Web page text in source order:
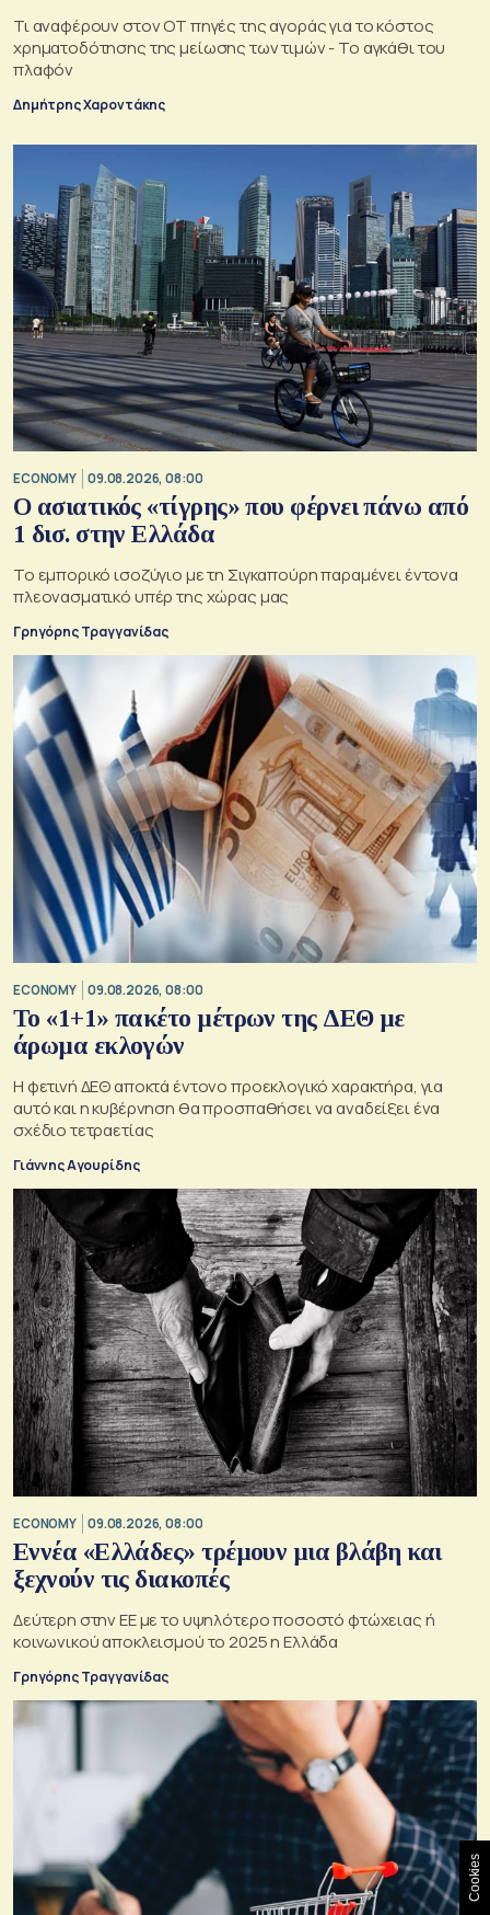
Τι αναφέρουν στον ΟΤ πηγές της αγοράς για το κόστος
χρηματοδότησης της μείωσης των τιμών - Το αγκάθι του
πλαφόν
Δημήτρης Χαροντάκης
ECONOMY 09.08.2026, 08:00
Ο ασιατικός «τίγρης» που φέρνει πάνω από
1 δισ. στην Ελλάδα
Το εμπορικό ισοζύγιο με τη Σιγκαπούρη παραμένει έντονα
πλεονασματικό υπέρ της χώρας μας
Γρηγόρης Τραγγανίδας
ECONOMY 09.08.2026, 08:00
Το «1+1» πακέτο μέτρων της ΔΕΘ με
άρωμα εκλογών
Η φετινή ΔΕΘ αποκτά έντονο προεκλογικό χαρακτήρα, για
αυτό και η κυβέρνηση θα προσπαθήσει να αναδείξει ένα
σχέδιο τετραετίας
Γιάννης Αγουρίδης
ECONOMY 09.08.2026, 08:00
Εννέα «Ελλάδες» τρέμουν μια βλάβη και
ξεχνούν τις διακοπές
Δεύτερη στην ΕΕ με το υψηλότερο ποσοστό φτώχειας ή
κοινωνικού αποκλεισμού το 2025 η Ελλάδα
Γρηγόρης Τραγγανίδας
Cookies